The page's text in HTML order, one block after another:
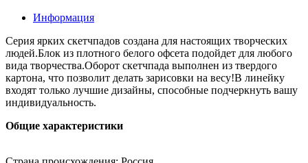
Информация
Серия ярких скетчпадов создана для настоящих творческих
людей.Блок из плотного белого офсета подойдет для любого
вида творчества.Оборот скетчпада выполнен из твердого
картона, что позволит делать зарисовки на весу!В линейку
входят только лучшие дизайны, способные подчеркнуть вашу
индивидуальность.
Общие характеристики